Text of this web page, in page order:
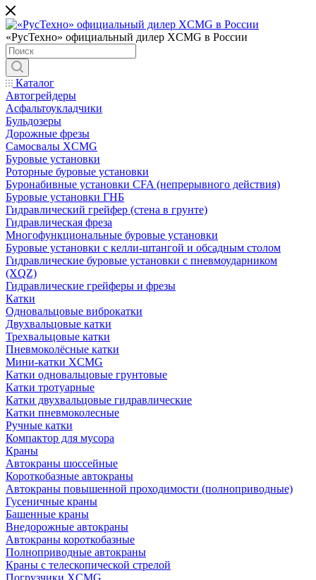
«РусТехно» официальный дилер XCMG в России
Каталог
Автогрейдеры
Асфальтоукладчики
Бульдозеры
Дорожные фрезы
Самосвалы XCMG
Буровые установки
Роторные буровые установки
Буронабивные установки CFA (непрерывного действия)
Буровые установки ГНБ
Гидравлический грейфер (стена в грунте)
Гидравлическая фреза
Многофункциональные буровые установки
Буровые установки с келли-штангой и обсадным столом
Гидравлические буровые установки с пневмоударником
(XQZ)
Гидравлические грейферы и фрезы
Катки
Одновальцовые виброкатки
Двухвальцовые катки
Трехвальцовые катки
Пневмоколёсные катки
Мини-катки XCMG
Катки одновальцовые грунтовые
Катки тротуарные
Катки двухвальцовые гидравлические
Катки пневмоколесные
Ручные катки
Компактор для мусора
Краны
Автокраны шоссейные
Короткобазные автокраны
Автокраны повышенной проходимости (полноприводные)
Гусеничные краны
Башенные краны
Внедорожные автокраны
Автокраны короткобазные
Полноприводные автокраны
Краны с телескопической стрелой
Погрузчики XCMG